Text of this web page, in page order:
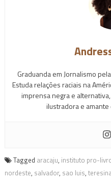
Graduanda em Jornalismo
Estuda relações raciais na
imprensa negra e
ilustradora e
Tagged aracaju, instituto pro-
nordeste, salvador, sao luis,